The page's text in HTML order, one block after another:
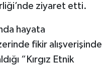
ziyaret etti.
hayata
fikir alışverişinde
“Kırgız Etnik